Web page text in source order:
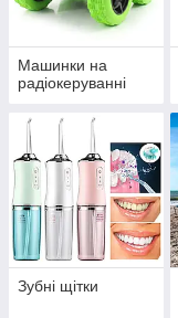
Машинки на
радіокеруванні
Зубні щітки